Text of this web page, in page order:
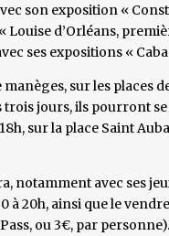
son exposition «
d’Orléans,
ses expositions «
sur les places
trois jours, ils pourront
sur la place Saint
notamment avec ses
à 20h, ainsi que le
ou 3€, par